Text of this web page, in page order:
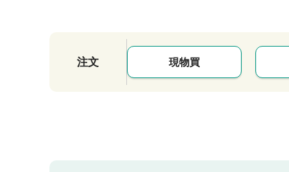
注文 現物買